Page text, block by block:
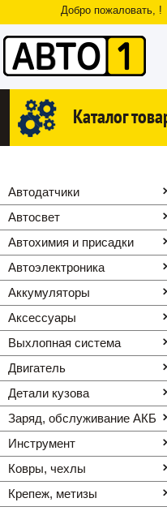
Добро пожаловать, !
Каталог
Автодатчики
Автосвет
Автохимия и присадки
Автоэлектроника
Аккумуляторы
Аксессуары
Выхлопная система
Двигатель
Детали кузова
Заряд, обслуживание АКБ
Инструмент
Ковры, чехлы
Крепеж, метизы